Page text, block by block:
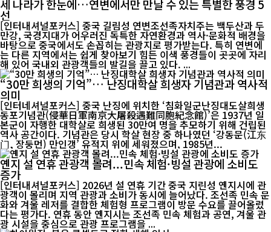
세 나라가 한눈에…연변에서만 만날 수 있는 특별한 풍경 5
선
[인터내셔널포커스] 중국 길림성 연변조선족자치주는 백두산과 두
만강, 국경지대가 어우러진 독특한 자연환경과 역사·문화적 배경을
바탕으로 중국에서도 손꼽히는 관광지로 평가받는다. 특히 연변에
는 다른 지역에서는 쉽게 찾아보기 힘든 이색 풍경들이 곳곳에 자리
해 있어 국내외 관광객들의 발길을 끌고 있다. ...
“30만 희생의 기억”… 난징대학살 희생자 기념관과 역사적
의미
[인터네셔널포커스] 중국 난징에 위치한 ‘침화일군난징대도살희생
동포기념관(侵華日軍南京大屠殺遇難同胞紀念館)’은 1937년 일
본군이 자행한 대학살로 희생된 30만여 명을 추모하기 위해 건립된
역사 공간이다. 기념관은 당시 학살 현장 중 하나였던 ‘강동문(江东
门, 장둥먼) 만인갱’ 유적지 위에 세워졌으며, 1985년...
옌지 설 연휴 관광객 몰려...민속 체험·빙설 관광에 소비도
증가
[인터내셔널포커스] 2026년 설 연휴 기간 중국 지린성 옌지시에 관
광객이 몰리며 지역 관광과 소비가 동시에 늘어났다. 조선족 민속 문
화와 겨울 레저를 결합한 체험형 프로그램이 방문 수요를 끌어올렸
다는 평가다. 연휴 동안 옌지시는 조선족 민속 체험과 공연, 겨울 관
광 시설을 중심으로 관광 프로그램을 ...